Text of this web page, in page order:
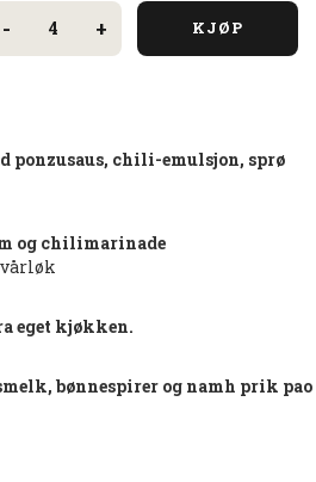
-
Bringebærmousse
antall + KJØP
ponzusaus, chili-emulsjon, sprø
og chilimarinade
eget kjøkken.
bønnespirer og namh prik pao